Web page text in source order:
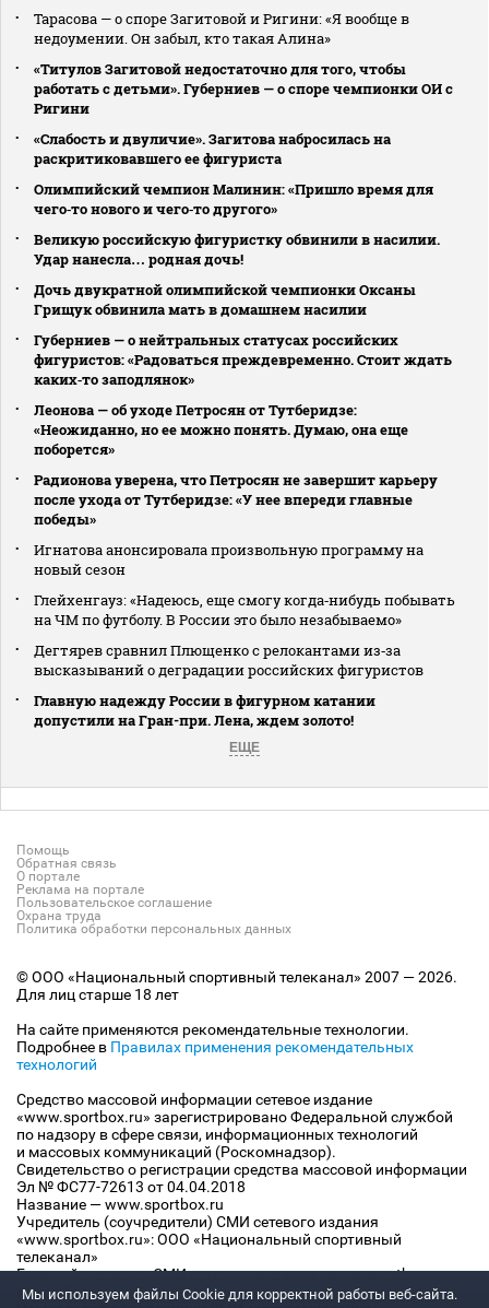
Тарасова — о споре Загитовой и Ригини: «Я вообще в
недоумении. Он забыл, кто такая Алина»
«Титулов Загитовой недостаточно для того, чтобы
работать с детьми». Губерниев — о споре чемпионки ОИ с
Ригини
«Слабость и двуличие». Загитова набросилась на
раскритиковавшего ее фигуриста
Олимпийский чемпион Малинин: «Пришло время для
чего‑то нового и чего‑то другого»
Великую российскую фигуристку обвинили в насилии.
Удар нанесла… родная дочь!
Дочь двукратной олимпийской чемпионки Оксаны
Грищук обвинила мать в домашнем насилии
Губерниев — о нейтральных статусах российских
фигуристов: «Радоваться преждевременно. Стоит ждать
каких‑то заподлянок»
Леонова — об уходе Петросян от Тутберидзе:
«Неожиданно, но ее можно понять. Думаю, она еще
поборется»
Радионова уверена, что Петросян не завершит карьеру
после ухода от Тутберидзе: «У нее впереди главные
победы»
Игнатова анонсировала произвольную программу на
новый сезон
Глейхенгауз: «Надеюсь, еще смогу когда‑нибудь побывать
на ЧМ по футболу. В России это было незабываемо»
Дегтярев сравнил Плющенко с релокантами из‑за
высказываний о деградации российских фигуристов
Главную надежду России в фигурном катании
допустили на Гран-при. Лена, ждем золото!
ЕЩЕ
Помощь
Обратная связь
О портале
Реклама на портале
Пользовательское соглашение
Охрана труда
Политика обработки персональных данных
© ООО «Национальный спортивный телеканал» 2007 — 2026.
Для лиц старше 18 лет
На сайте применяются рекомендательные технологии.
Подробнее в Правилах применения рекомендательных
технологий
Средство массовой информации сетевое издание
«www.sportbox.ru» зарегистрировано Федеральной службой
по надзору в сфере связи, информационных технологий
и массовых коммуникаций (Роскомнадзор).
Свидетельство о регистрации средства массовой информации
Эл № ФС77-72613 от 04.04.2018
Название — www.sportbox.ru
Учредитель (соучредители) СМИ сетевого издания
«www.sportbox.ru»: ООО «Национальный спортивный
телеканал»
Главный редактор СМИ сетевого издания «www.sportbox.ru»:
Конов В.А.
Мы используем файлы Сookie для корректной работы веб-сайта.